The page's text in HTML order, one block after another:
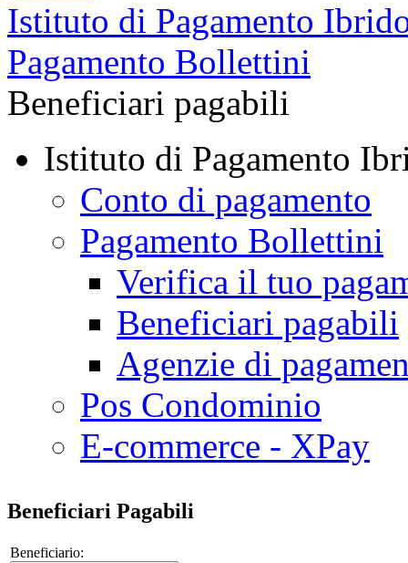
Istituto di Pagamento
Pagamento Bollettini
Beneficiari pagabili
Istituto di Pagamento
Conto di pagamento
Pagamento Bollettini
Verifica il tuo
Beneficiari pagabili
Agenzie di
Pos Condominio
E-commerce - XPay
Beneficiari Pagabili
Beneficiario: